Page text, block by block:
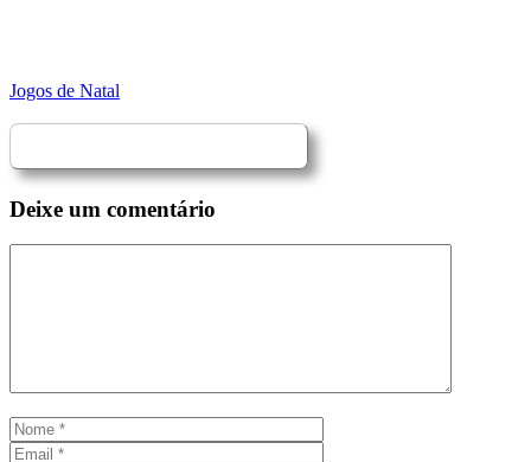
Jogos de Natal
Deixe um comentário
Nome